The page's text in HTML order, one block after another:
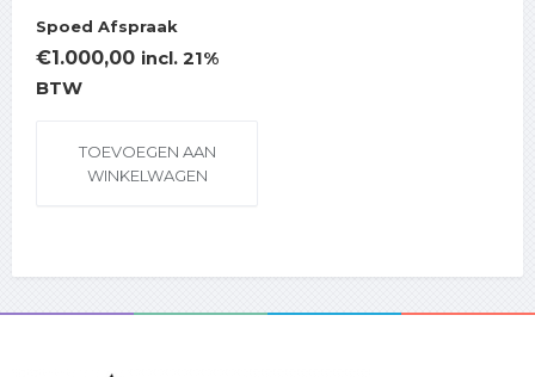
Spoed Afspraak
€1.000,00 incl. 21%
BTW
TOEVOEGEN AAN
WINKELWAGEN